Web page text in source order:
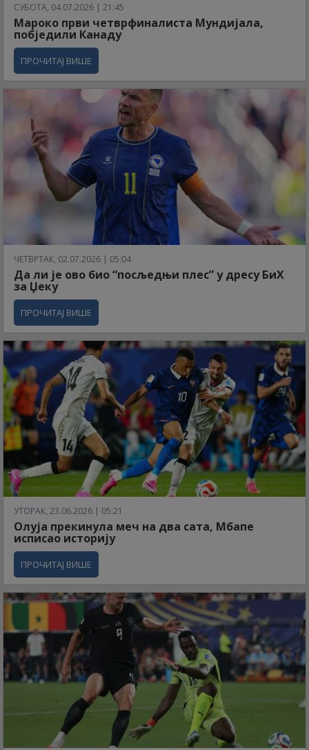
СУБОТА, 04.07.2026 | 21:45
Мароко први четврфиналиста Мундијала,
побједили Канаду
ПРОЧИТАЈ ВИШЕ
ЧЕТВРТАК, 02.07.2026 | 05:04
Да ли је ово био “посљедњи плес” у дресу БиХ
за Џеку
ПРОЧИТАЈ ВИШЕ
УТОРАК, 23.06.2026 | 05:21
Олуја прекинула меч на два сата, Мбапе
исписао историју
ПРОЧИТАЈ ВИШЕ